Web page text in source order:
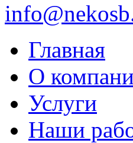
Главная
О
Услуги
Наши